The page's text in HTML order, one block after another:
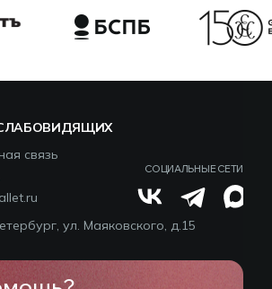
связь
СОЦИАЛЬНЫЕ СЕТИ
ул. Маяковского, д.15